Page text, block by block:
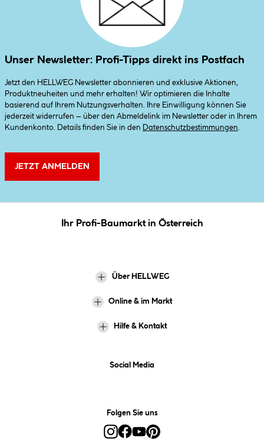
Unser Newsletter: Profi-Tipps direkt ins Postfach
Jetzt den HELLWEG Newsletter abonnieren und exklusive Aktionen,
Produktneuheiten und mehr erhalten! Wir optimieren die Inhalte
basierend auf Ihrem Nutzungsverhalten. Ihre Einwilligung können Sie
jederzeit widerrufen – über den Abmeldelink im Newsletter oder in Ihrem
Kundenkonto. Details finden Sie in den
Datenschutzbestimmungen
JETZT ANMELDEN
Ihr Profi-Baumarkt in Österreich
Über HELLWEG
Online & im Markt
Hilfe & Kontakt
Social Media
Folgen Sie uns